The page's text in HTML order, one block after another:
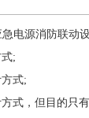
急电源消防联动
;
式;
式，但目的只